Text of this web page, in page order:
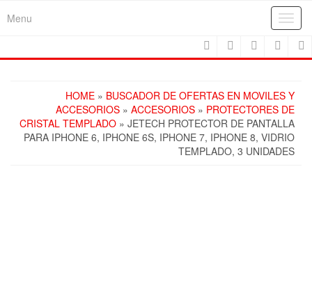
Menu
HOME » BUSCADOR DE OFERTAS EN MOVILES Y
ACCESORIOS » ACCESORIOS » PROTECTORES DE
CRISTAL TEMPLADO » JETECH PROTECTOR DE PANTALLA
PARA IPHONE 6, IPHONE 6S, IPHONE 7, IPHONE 8, VIDRIO
TEMPLADO, 3 UNIDADES